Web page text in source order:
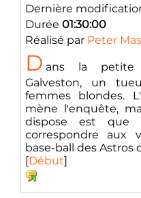
Dernière
Durée 01:30:00
Réalisé par Peter
D ans la petite
Galveston, un
femmes blondes.
mène l'enquête,
dispose est que
correspondre aux
base-ball des Astros
[Début]